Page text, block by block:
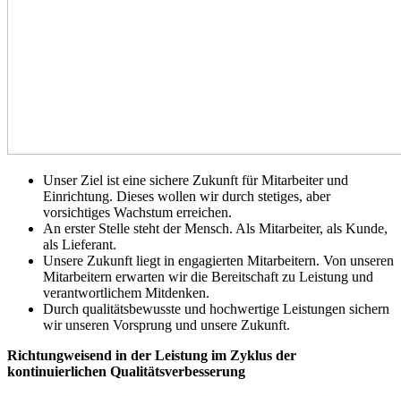
Unser Ziel ist eine sichere Zukunft für Mitarbeiter und
Einrichtung. Dieses wollen wir durch stetiges, aber
vorsichtiges Wachstum erreichen.
An erster Stelle steht der Mensch. Als Mitarbeiter, als Kunde,
als Lieferant.
Unsere Zukunft liegt in engagierten Mitarbeitern. Von unseren
Mitarbeitern erwarten wir die Bereitschaft zu Leistung und
verantwortlichem Mitdenken.
Durch qualitätsbewusste und hochwertige Leistungen sichern
wir unseren Vorsprung und unsere Zukunft.
Richtungweisend in der Leistung im Zyklus der
kontinuierlichen Qualitätsverbesserung